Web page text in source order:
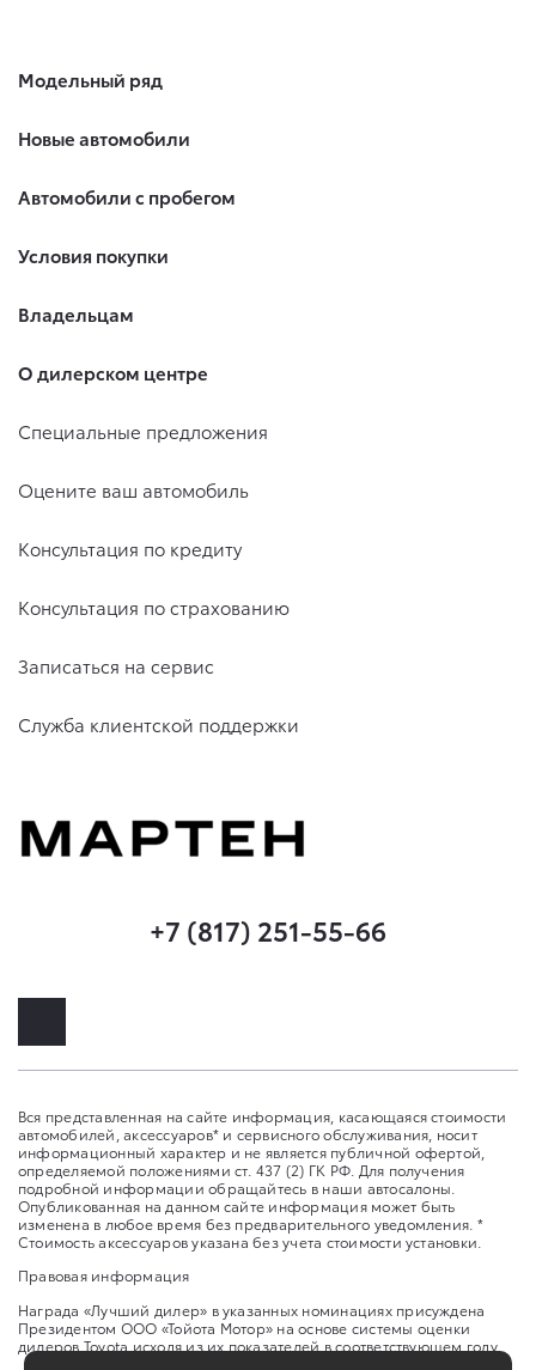
Модельный ряд
Новые автомобили
Автомобили с пробегом
Условия покупки
Владельцам
О дилерском центре
Специальные предложения
Оцените ваш автомобиль
Консультация по кредиту
Консультация по страхованию
Записаться на сервис
Служба клиентской поддержки
+7 (817) 251-55-66
Вся представленная на сайте информация, касающаяся стоимости
автомобилей, аксессуаров* и сервисного обслуживания, носит
информационный характер и не является публичной офертой,
определяемой положениями ст. 437 (2) ГК РФ. Для получения
подробной информации обращайтесь в наши автосалоны.
Опубликованная на данном сайте информация может быть
изменена в любое время без предварительного уведомления. *
Стоимость аксессуаров указана без учета стоимости установки.
Правовая информация
Награда «Лучший дилер» в указанных номинациях присуждена
Президентом ООО «Тойота Мотор» на основе системы оценки
дилеров Toyota исходя из их показателей в соответствующем году.